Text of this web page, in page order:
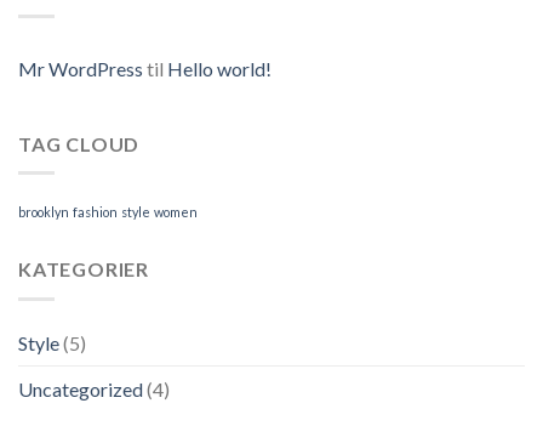
Mr WordPress til Hello world!
TAG CLOUD
brooklyn fashion style women
KATEGORIER
Style(5)
Uncategorized(4)